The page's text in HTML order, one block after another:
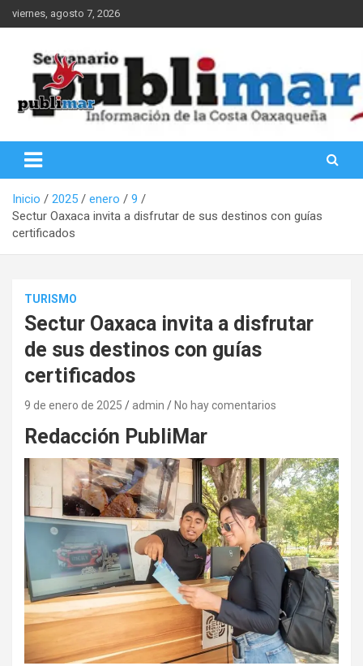
Saltar
al
viernes, agosto 7, 2026
PubliMar
Inicio 2025 enero
9
Sectur Oaxaca invita a disfrutar de sus destinos con guías
certificados
TURISMO
Sectur Oaxaca invita a disfrutar
de sus destinos con guías
certificados
9 de enero de 2025 admin No hay comentarios
Redacción PubliMar